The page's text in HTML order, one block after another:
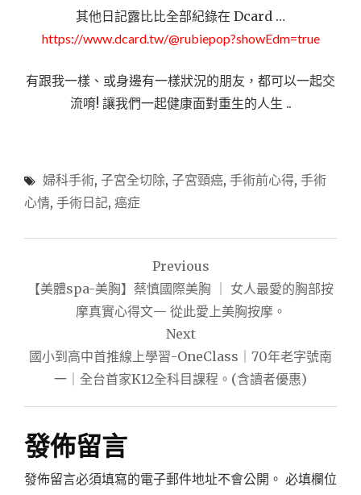
其他日記露比比全部紀錄在 Dcard …
https://www.dcard.tw/@rubiepop?showEdm=true
有跟我一樣、或身邊有一樣狀況的朋友，都可以一起交
流唷! 讓我們一起健康面對重生的人生 ..
婦科手術, 子宮全切除, 子宮頸癌, 手術前心得, 手術
心情, 手術日記, 癌症
章
覽
Previous
【美體spa-美胸】蔡慎國際美胸 ｜ 女人最愛的胸部按
摩真實心得文— 從此愛上美胸按摩。
Next
國小到高中首推線上學習-OneClass｜70年老字號南
一｜全台首家K12全科目課程。(含讀者優惠)
發佈留言
發佈留言必須填寫的電子郵件地址不會公開。 必填欄位